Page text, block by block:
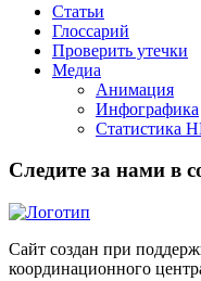
Статьи
Глоссарий
Проверить утечки
Медиа
Анимация
Инфографика
Статистика
Следите за нами в
Сайт создан при
координационного